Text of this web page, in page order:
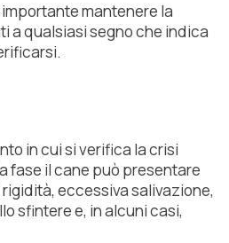
mantenere la
a qualsiasi segno che indica
in cui si verifica la crisi
fase il cane può presentare
eccessiva salivazione,
sfintere e, in alcuni casi,